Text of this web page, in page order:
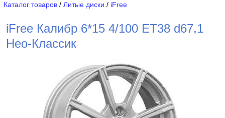
Каталог товаров / Литые диски / iFree
iFree Калибр 6*15 4/100 ET38 d67,1
Нео-Классик